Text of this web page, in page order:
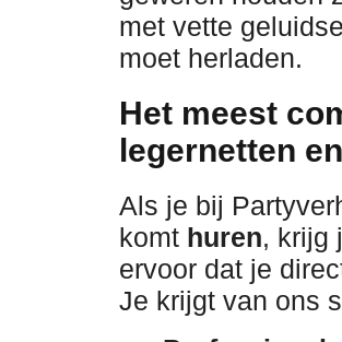
met vette
moet herladen.
Het meest
legernetten
Als je bij
komt huren, krijg
ervoor dat je
Je krijgt van ons